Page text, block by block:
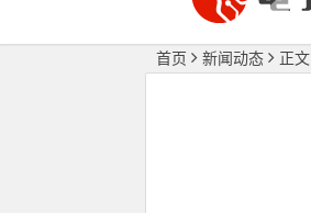
首页 新闻动态 正文